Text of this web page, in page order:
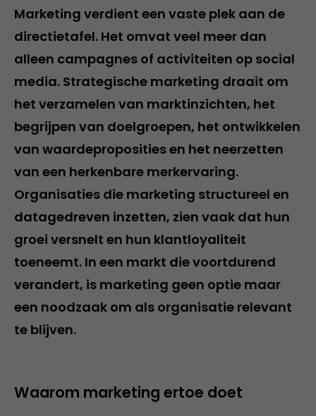
Marketing verdient een vaste plek aan de
directietafel. Het omvat veel meer dan
alleen campagnes of activiteiten op social
media. Strategische marketing draait om
het verzamelen van marktinzichten, het
begrijpen van doelgroepen, het ontwikkelen
van waardeproposities en het neerzetten
van een herkenbare merkervaring.
Organisaties die marketing structureel en
datagedreven inzetten, zien vaak dat hun
groei versnelt en hun klantloyaliteit
toeneemt. In een markt die voortdurend
verandert, is marketing geen optie maar
een noodzaak om als organisatie relevant
te blijven.
Waarom marketing ertoe doet